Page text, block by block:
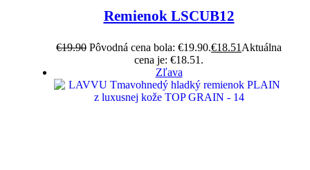
Remienok LSCUB12
€19.90 Pôvodná cena bola: €19.90.€18.51 Aktuálna
cena je: €18.51.
Zľava